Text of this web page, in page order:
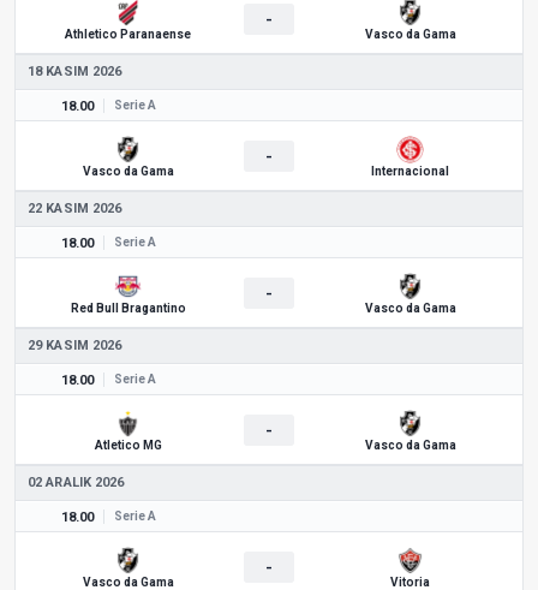
Athletico Paranaense
-
Vasco da Gama
18 KASIM 2026
18.00 Serie A
Vasco da Gama
-
Internacional
22 KASIM 2026
18.00 Serie A
Red Bull Bragantino
-
Vasco da Gama
29 KASIM 2026
18.00 Serie A
Atletico MG
-
Vasco da Gama
02 ARALIK 2026
18.00 Serie A
Vasco da Gama
-
Vitoria